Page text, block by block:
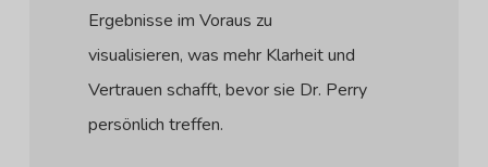
Ergebnisse im Voraus zu
visualisieren, was mehr Klarheit und
Vertrauen schafft, bevor sie Dr. Perry
persönlich treffen.